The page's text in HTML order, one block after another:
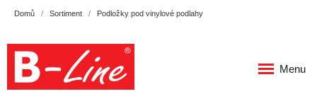
Domů Sortiment Podložky pod vinylové podlahy
Menu